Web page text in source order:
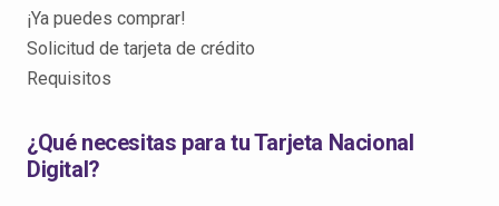
¡Ya puedes comprar!
Solicitud de tarjeta de crédito
Requisitos
¿Qué necesitas para tu Tarjeta Nacional
Digital?